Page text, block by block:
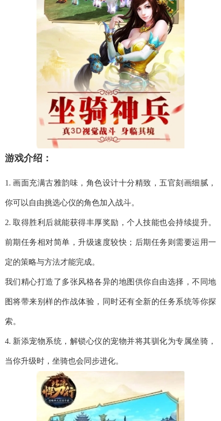
游戏介绍：
1. 画面充满古雅韵味，角色设计十分精致，五官刻画细腻，
你可以自由挑选心仪的角色加入战斗。
2. 取得胜利后就能获得丰厚奖励，个人技能也会持续提升。
前期任务相对简单，升级速度较快；后期任务则需要运用一
定的策略与方法才能完成。
我们精心打造了多张风格各异的地图供你自由选择，不同地
图将带来别样的作战体验，同时还有全新的任务系统等你探
索。
4. 新添宠物系统，解锁心仪的宠物并将其驯化为专属坐骑，
当你升级时，坐骑也会同步进化。